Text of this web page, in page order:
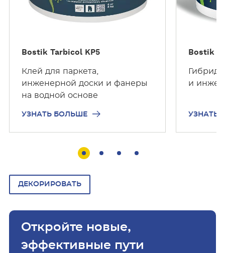
Bostik Tarbicol KP5
Клей для паркета,
инженерной доски и фанеры
на водной основе
УЗНАТЬ БОЛЬШЕ
Ш
Bostik
и
УЗНАТЬ
ДЕКОРИРОВАТЬ
Откройте новые,
эффективные пути